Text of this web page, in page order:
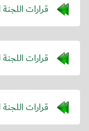
قرارات
قرارات
قرارات